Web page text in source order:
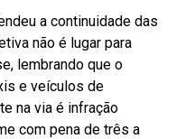
a continuidade das
não é lugar para
lembrando que o
e veículos de
na via é infração
com pena de três a